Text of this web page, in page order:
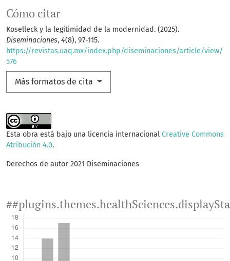
Cómo citar
Koselleck y la legitimidad de la modernidad. (2025).
Diseminaciones, 4(8), 97-115.
https://revistas.uaq.mx/index.php/diseminaciones/article/view/
576
Más formatos de cita
Esta obra está bajo una licencia internacional Creative Commons
Atribución 4.0.
Derechos de autor 2021 Diseminaciones